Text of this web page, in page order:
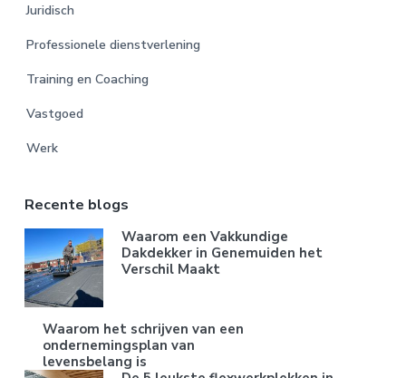
Juridisch
Professionele dienstverlening
Training en Coaching
Vastgoed
Werk
Recente blogs
Waarom een Vakkundige
Dakdekker in Genemuiden het
Verschil Maakt
Waarom het schrijven van een
ondernemingsplan van
levensbelang is